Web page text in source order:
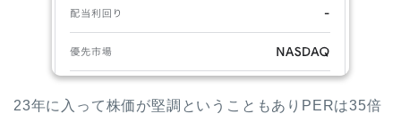
23年に入って株価が堅調ということもありPERは35倍